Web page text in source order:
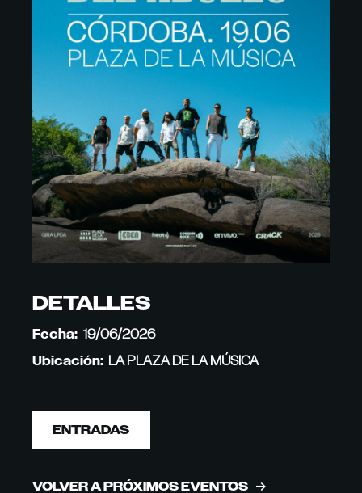
DETALLES
Fecha: 19/06/2026
Ubicación: LA PLAZA DE LA MÚSICA
ENTRADAS
VOLVER A PRÓXIMOS EVENTOS